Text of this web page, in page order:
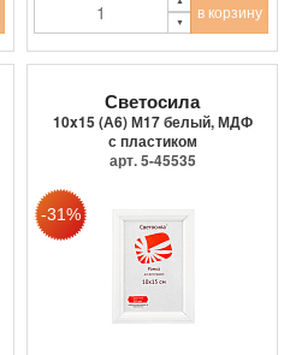
в корзину
Светосила
10x15 (А6) М17 белый, МДФ
с пластиком
арт. 5-45535